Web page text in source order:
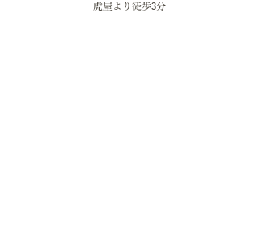
虎屋より徒歩3分